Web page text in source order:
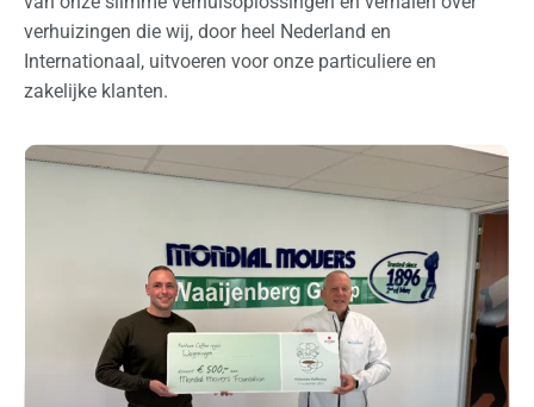
verhuizingen die wij, door heel Nederland en
Internationaal, uitvoeren voor onze particuliere en
zakelijke klanten.